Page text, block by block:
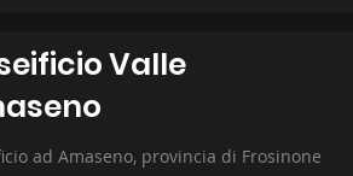
Valle
ad Amaseno, provincia di Frosinone